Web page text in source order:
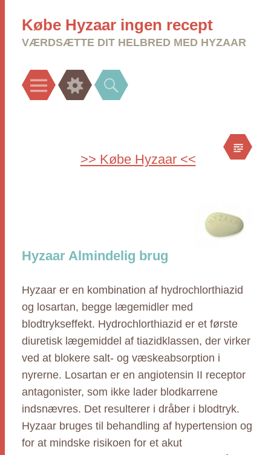
Købe Hyzaar ingen recept
VÆRDSÆTTE DIT HELBRED MED HYZAAR
Menu Widgets Search
>> Købe Hyzaar <<
Hyzaar Almindelig brug
Hyzaar er en kombination af hydrochlorthiazid
og losartan, begge lægemidler med
blodtrykseffekt. Hydrochlorthiazid er et første
diuretisk lægemiddel af tiazidklassen, der virker
ved at blokere salt- og væskeabsorption i
nyrerne. Losartan er en angiotensin II receptor
antagonister, som ikke lader blodkarrene
indsnævres. Det resulterer i dråber i blodtryk.
Hyzaar bruges til behandling af hypertension og
for at mindske risikoen for et akut